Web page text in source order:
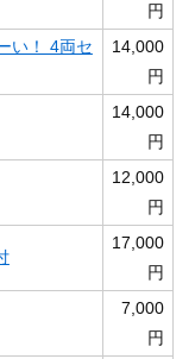
円
い！ 4両セ
14,000
円
14,000
円
12,000
円
17,000
円
7,000
円